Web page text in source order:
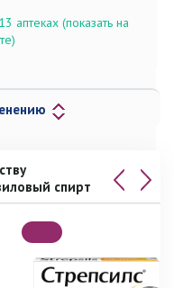
аптеках (показать на
спирт